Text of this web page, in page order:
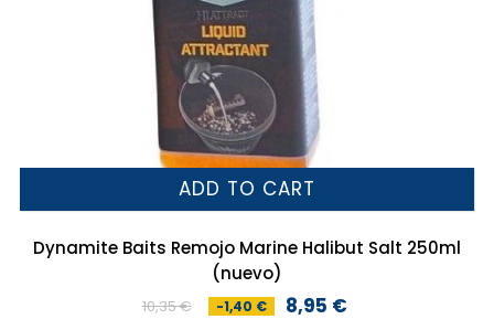
ADD TO CART
Dynamite Baits Remojo Marine Halibut Salt 250ml
(nuevo)
Preço
10,35 € -1,40 €
Preço8,95 €